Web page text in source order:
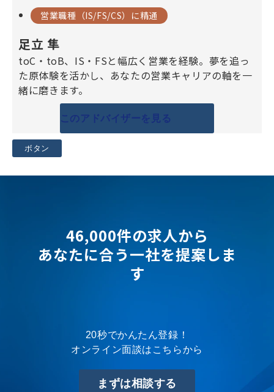
営業職種（IS/FS/CS）に精通
足立 隼
toC・toB、IS・FSと幅広く営業を経験。夢を追っ
た原体験を活かし、あなたの営業キャリアの軸を一
緒に磨きます。
このアドバイザーを見る
ボタン
46,000件の求人から
あなたに合う一社を提案しま
す
20秒でかんたん登録！
オンライン面談はこちらから
まずは相談する